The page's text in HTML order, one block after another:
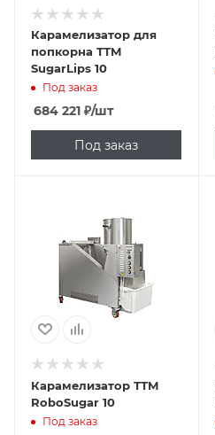
Карамелизатор для
попкорна ТТМ
SugarLips 10
Под заказ
684 221 ₽/шт
Под заказ
Карамелизатор ТТМ
RoboSugar 10
Под заказ